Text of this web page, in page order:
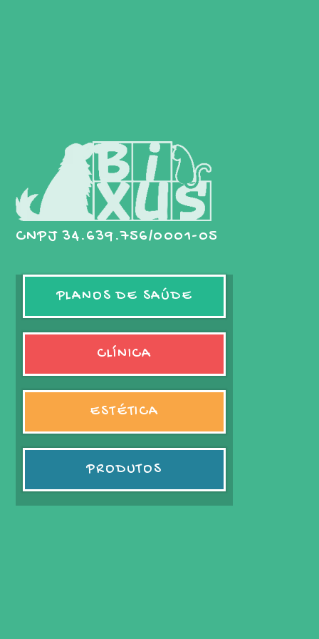
CNPJ 34.639.756/0001-05
PLANOS DE SAÚDE
CLÍNICA
ESTÉTICA
PRODUTOS